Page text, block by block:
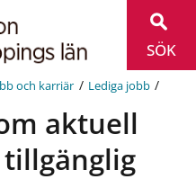
SÖK
och karriär / Lediga jobb /
aktuell